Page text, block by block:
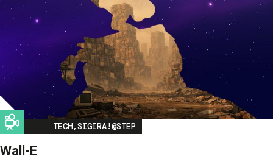
Image
TECH,SIGIRA!@STEP
Wall-E